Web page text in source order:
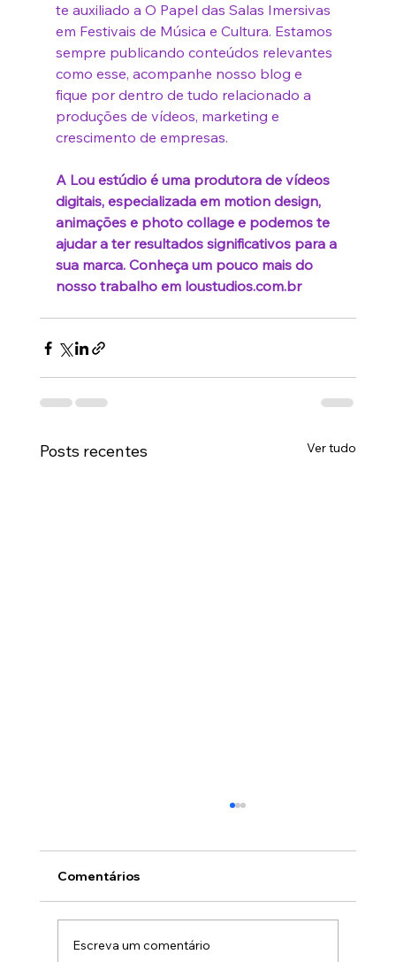
te auxiliado a O Papel das Salas Imersivas
em Festivais de Música e Cultura. Estamos
sempre publicando conteúdos relevantes
como esse, acompanhe nosso blog e
fique por dentro de tudo relacionado a
produções de vídeos, marketing e
crescimento de empresas.
A Lou estúdio é uma produtora de vídeos
digitais, especializada em motion design,
animações e photo collage e podemos te
ajudar a ter resultados significativos para a
sua marca. Conheça um pouco mais do
nosso trabalho em loustudios.com.br
Posts recentes Ver tudo
Comentários
Escreva um comentário